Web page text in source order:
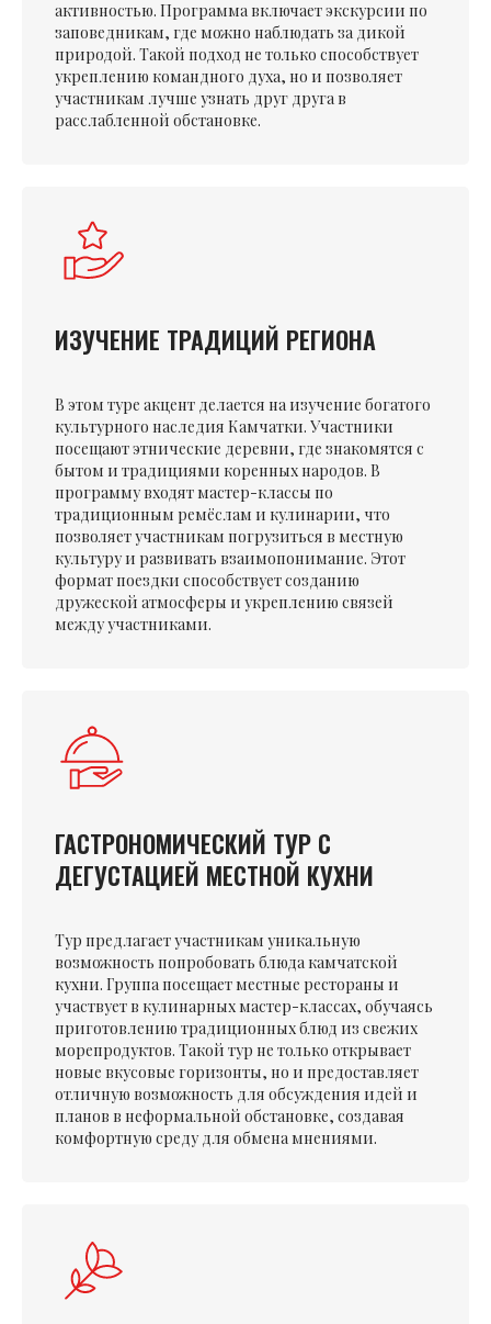
активностью. Программа включает экскурсии по
заповедникам, где можно наблюдать за дикой
природой. Такой подход не только способствует
укреплению командного духа, но и позволяет
участникам лучше узнать друг друга в
расслабленной обстановке.
ИЗУЧЕНИЕ ТРАДИЦИЙ РЕГИОНА
В этом туре акцент делается на изучение богатого
культурного наследия Камчатки. Участники
посещают этнические деревни, где знакомятся с
бытом и традициями коренных народов. В
программу входят мастер-классы по
традиционным ремёслам и кулинарии, что
позволяет участникам погрузиться в местную
культуру и развивать взаимопонимание. Этот
формат поездки способствует созданию
дружеской атмосферы и укреплению связей
между участниками.
ГАСТРОНОМИЧЕСКИЙ ТУР С
ДЕГУСТАЦИЕЙ МЕСТНОЙ КУХНИ
Тур предлагает участникам уникальную
возможность попробовать блюда камчатской
кухни. Группа посещает местные рестораны и
участвует в кулинарных мастер-классах, обучаясь
приготовлению традиционных блюд из свежих
морепродуктов. Такой тур не только открывает
новые вкусовые горизонты, но и предоставляет
отличную возможность для обсуждения идей и
планов в неформальной обстановке, создавая
комфортную среду для обмена мнениями.